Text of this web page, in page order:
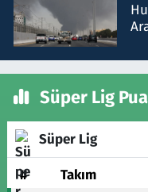
Süper Lig
Süper Lig
# Takım